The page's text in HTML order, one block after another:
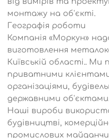
монтажу на об'єкті.
Географія роботи
Компанія «Моркун»
виготовлення
Київській області.. Ми
приватними
організаціями,
державними
Наші вироби
будівництві,
промислових